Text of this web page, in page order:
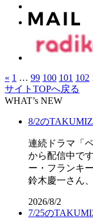
« 1 … 99 100 101 102
サイトTOPへ戻る
WHAT’s NEW
8/2の
連続ドラマ「
から配信中で
ー・フランキ
鈴木慶一さん
2026/8/2
7/25の